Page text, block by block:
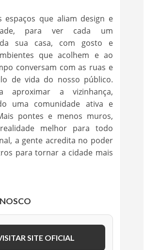
espaços que aliam design e
para ver cada um
sua casa, com gosto e
que acolhem e ao
conversam com as ruas e
de vida do nosso público.
aproximar a vizinhança,
uma comunidade ativa e
pontes e menos muros,
melhor para todo
a gente acredita no poder
para tornar a cidade mais
SITE OFICIAL